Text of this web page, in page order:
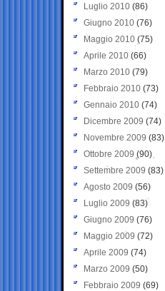
Luglio 2010 (86)
Giugno 2010 (76)
Maggio 2010 (75)
Aprile 2010 (66)
Marzo 2010 (79)
Febbraio 2010 (73)
Gennaio 2010 (74)
Dicembre 2009 (74)
Novembre 2009 (83)
Ottobre 2009 (90)
Settembre 2009 (83)
Agosto 2009 (56)
Luglio 2009 (83)
Giugno 2009 (76)
Maggio 2009 (72)
Aprile 2009 (74)
Marzo 2009 (50)
Febbraio 2009 (69)